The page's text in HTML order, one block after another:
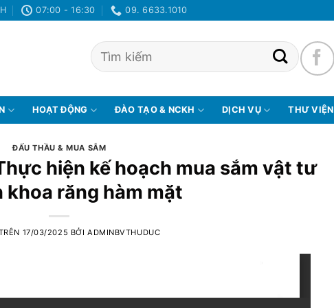
07:00 - 16:30 09. 6633.1010
HOẠT ĐỘNG ĐÀO TẠO & NCKH DỊCH VỤ THƯ VIỆN
ĐẤU THẦU & MUA SẮM
hiện kế hoạch mua sắm vật tư
khoa răng hàm mặt
17/03/2025 BỞI ADMINBVTHUDUC